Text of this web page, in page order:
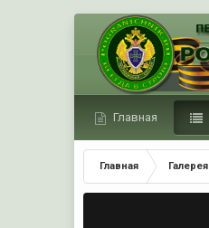
Главная
Главная Галерея